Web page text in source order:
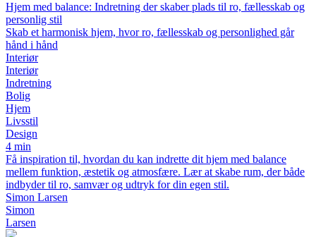
Hjem med balance: Indretning der skaber plads til ro, fællesskab og
personlig stil
Skab et harmonisk hjem, hvor ro, fællesskab og personlighed går
hånd i hånd
Interiør
Interiør
Indretning
Bolig
Hjem
Livsstil
Design
4 min
Få inspiration til, hvordan du kan indrette dit hjem med balance
mellem funktion, æstetik og atmosfære. Lær at skabe rum, der både
indbyder til ro, samvær og udtryk for din egen stil.
Simon Larsen
Simon
Larsen